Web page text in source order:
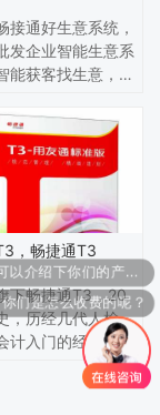
接通好生意系统，
发企业智能生意系
能获客找生意，智
！
，畅捷通T3
下畅捷通T3，20
，历经几代人检
计入门的经典财务
业内首推图像化页
务软件。引导会计
可以介绍下你们的产品么？
你们是怎么收费的呢？